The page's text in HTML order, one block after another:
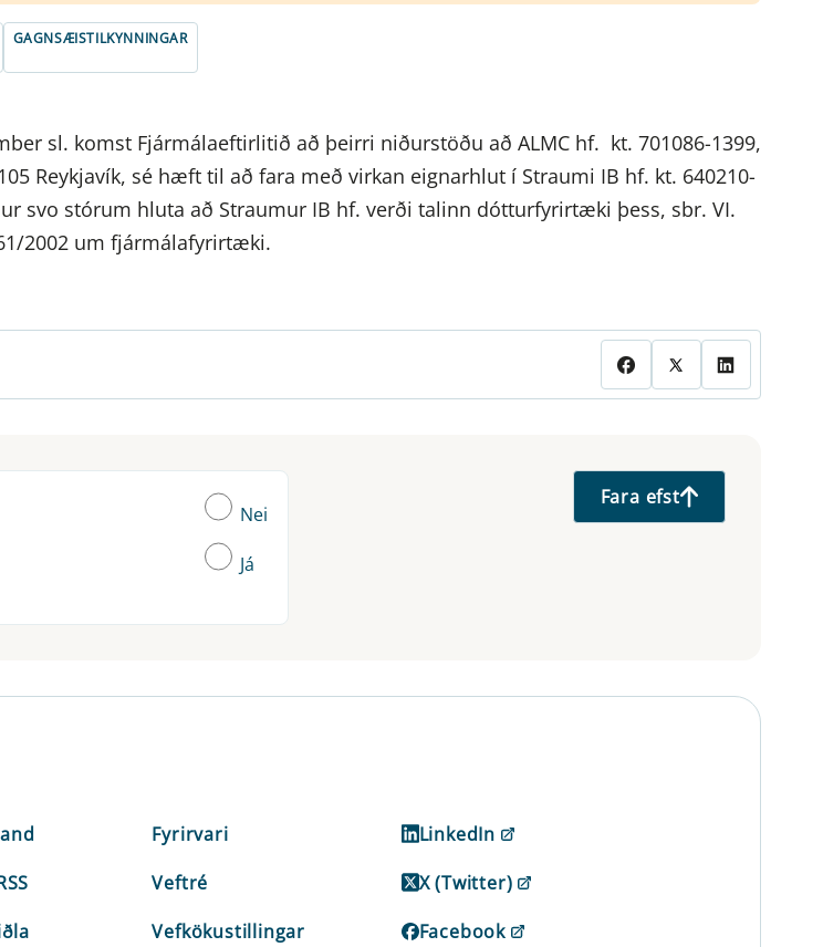
GAGNSÆISTILKYNNINGAR
sl. komst Fjármálaeftirlitið að þeirri niðurstöðu að ALMC hf. kt. 701086-1399,
Reykjavík, sé hæft til að fara með virkan eignarhlut í Straumi IB hf. kt. 640210-
svo stórum hluta að Straumur IB hf. verði talinn dótturfyrirtæki þess, sbr. VI.
2002 um fjármálafyrirtæki.
Nei
Já
Fara efst
Fyrirvari
Veftré
Vefkökustillingar
LinkedIn
X (Twitter)
Facebook